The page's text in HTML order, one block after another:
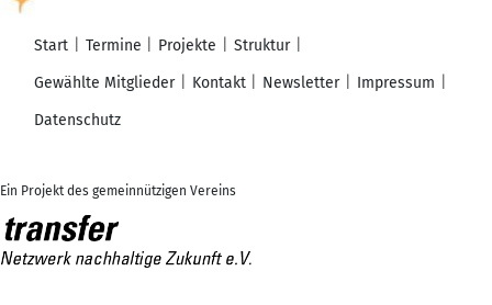
Start Termine Projekte
Struktur
Gewählte Mitglieder
Kontakt Newsletter
Impressum
Datenschutz
Ein Projekt des gemeinnützigen Vereins